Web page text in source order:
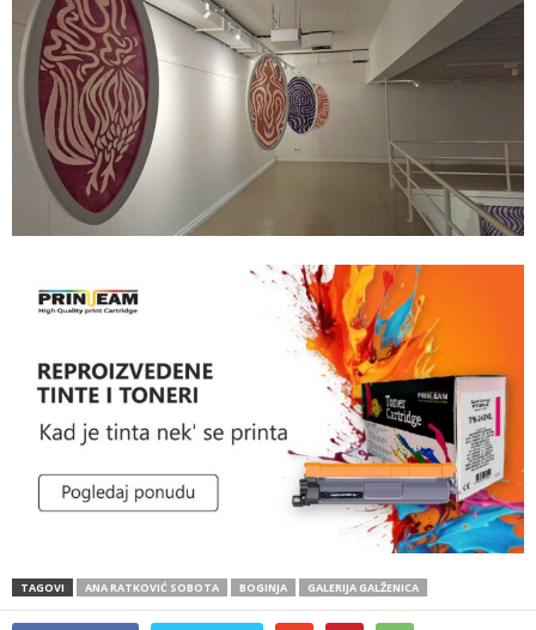
TAGOVI ANA RATKOVIĆ SOBOTA BOGINJA GALERIJA GALŽENICA